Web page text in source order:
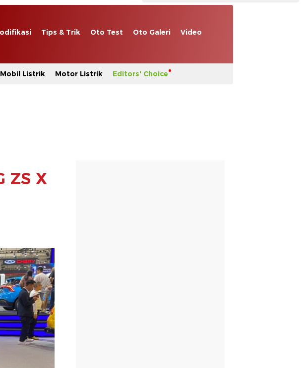
Tips & Trik Oto Test Oto Galeri Video
Mobil Listrik Motor Listrik Editors' Choice
ZS X